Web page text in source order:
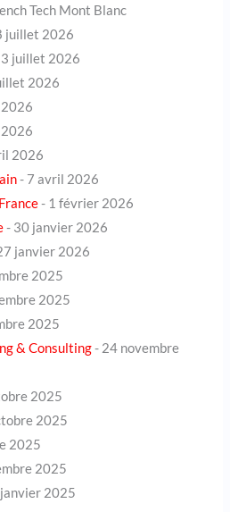
Tech Mont Blanc
juillet 2026
juillet 2026
2026
2026
- 7 avril 2026
- 1 février 2026
- 30 janvier 2026
janvier 2026
2025
2025
2025
& Consulting- 24 novembre
2025
2025
2025
2025
2025